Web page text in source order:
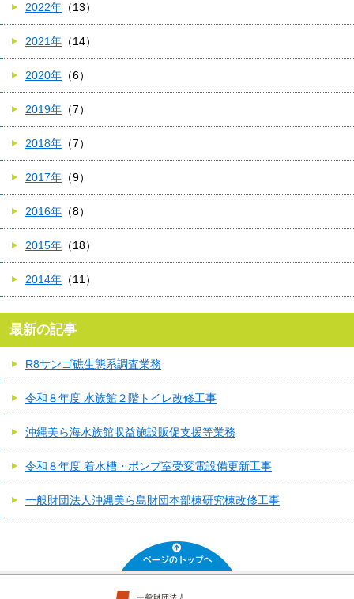
2022年 （13）
2021年 （14）
2020年 （6）
2019年 （7）
2018年 （7）
2017年 （9）
2016年 （8）
2015年 （18）
2014年 （11）
最新の記事
R8サンゴ礁生態系調査業務
令和８年度 水族館２階トイレ改修工事
沖縄美ら海水族館収益施設販促支援等業務
令和８年度 着水槽・ポンプ室受変電設備更新工事
一般財団法人沖縄美ら島財団本部棟研究棟改修工事